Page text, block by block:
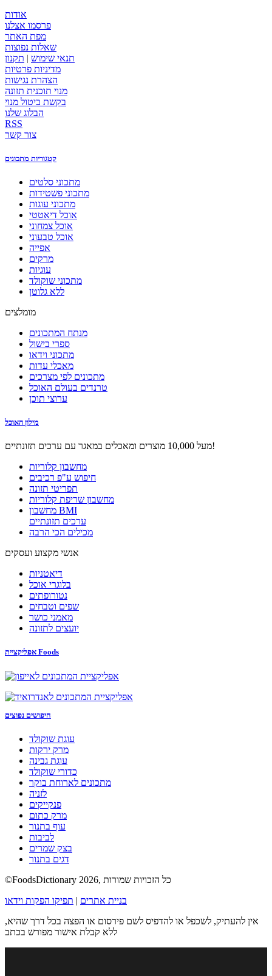
אודות
פרסמו אצלנו
מפת האתר
שאלות נפוצות
תנאי שימוש | תקנון
מדיניות פרטיות
הצהרת נגישות
מנוי תוכנית תזונה
בקשת ביטול מנוי
הבלוג שלנו
RSS
צור קשר
קטגוריות מתכונים
מתכוני סלטים
מתכוני פשטידות
מתכוני עוגות
אוכל דיאטטי
אוכל צמחוני
אוכל טבעוני
אפייה
מרקים
עוגיות
מתכוני שוקולד
ללא גלוטן
מומלצים
מנתח המתכונים
ספרי בישול
מתכוני וידאו
מאכלי עדות
מתכונים לפי מצרכים
טרנדים בעולם האוכל
ערוצי תוכן
מילון האוכל
מעל 10,000 מוצרים ומאכלים במאגר עם ערכים תזונתיים!
מחשבון קלוריות
חיפוש ע"פ רכיבים
תפריטי תזונה
מחשבון שריפת קלוריות
מחשבון BMI
ערכים תזונתיים
מכילים הכי הרבה
אנשי מקצוע ועסקים
דיאטניות
בלוגרי אוכל
נטורופתים
שפים וטבחים
מאמני כושר
יועצים לתזונה
אפליקציית Foods
חיפושים נפוצים
עוגת שוקולד
מרק ירקות
עוגת גבינה
כדורי שוקולד
מתכונים לארוחת בוקר
לזניה
פנקייקים
מרק כתום
עוף בתנור
לביבות
בצק שמרים
דגים בתנור
©FoodsDictionary 2026, כל הזכויות שמורות
בניית אתרים | תפיקו הפקות וידאו
אין להעתיק, לשכפל או להדפיס לשם פירסום או הפצה בכל דרך שהיא,
ללא קבלת אישור מפורש בכתב